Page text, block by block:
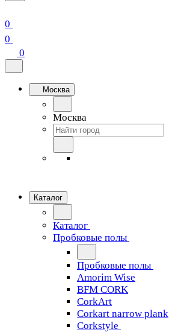
0
0
0
Москва
Москва
Каталог
Каталог
Пробковые полы
Пробковые полы
Amorim Wise
BFM CORK
CorkArt
Corkart narrow plank
Corkstyle